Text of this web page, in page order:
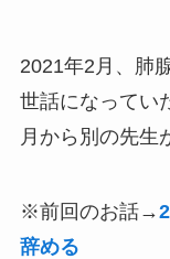
2021年2月、肺
世話になってい
月から別の先生
※前回のお話→
辞める